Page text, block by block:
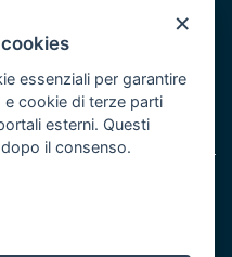
POR Puglia 2014/2020 -
×
essenziali per garantire
cookie di terze parti
esterni. Questi
il consenso.